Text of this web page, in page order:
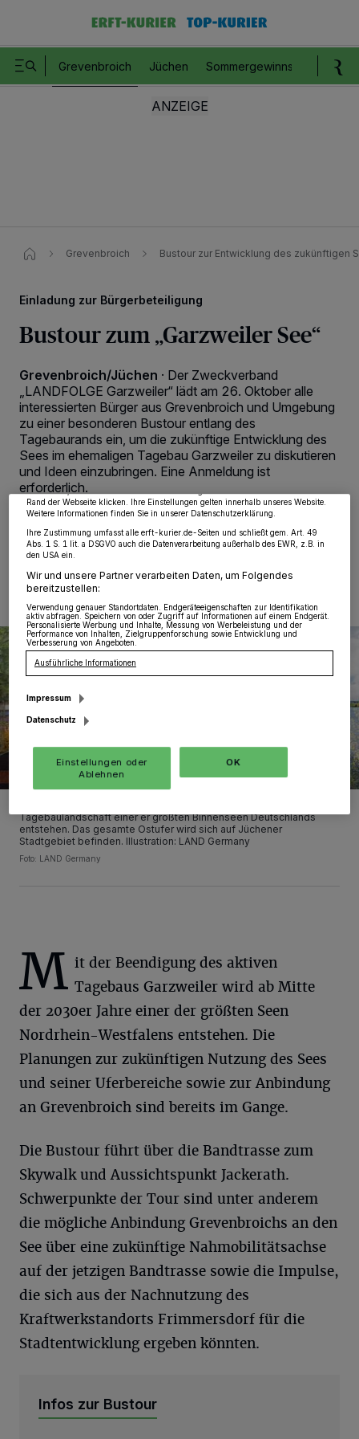
Grevenbroich Jüchen Sommergewinnspiel
Grevenbroich Bustour zur Entwicklung des zukünftigen
Einladung zur Bürgerbeteiligung
Bustour zum „Garzweiler See“
Grevenbroich/Jüchen · Der Zweckverband
„LANDFOLGE Garzweiler“ lädt am 26. Oktober alle
interessierten Bürger aus Grevenbroich und Umgebung
zu einer besonderen Bustour entlang des
Tagebaurands ein, um die zukünftige Entwicklung des
Sees im ehemaligen Tagebau Garzweiler zu diskutieren
und Ideen einzubringen. Eine Anmeldung ist
erforderlich.
18.09.2024 , 08:53 Uhr
Tagebaulandschaft einer er größten Binnenseen Deutschlands
entstehen. Das gesamte Ostufer wird sich auf Jüchener
Stadtgebiet befinden. Illustration: LAND Germany
Foto: LAND Germany
M it der Beendigung des aktiven
Tagebaus Garzweiler wird ab Mitte
der 2030er Jahre einer der größten Seen
Nordrhein-Westfalens entstehen. Die
Planungen zur zukünftigen Nutzung des Sees
und seiner Uferbereiche sowie zur Anbindung
an Grevenbroich sind bereits im Gange.
Die Bustour führt über die Bandtrasse zum
Skywalk und Aussichtspunkt Jackerath.
Schwerpunkte der Tour sind unter anderem
die mögliche Anbindung Grevenbroichs an den
See über eine zukünftige Nahmobilitätsachse
auf der jetzigen Bandtrasse sowie die Impulse,
die sich aus der Nachnutzung des
Kraftwerkstandorts Frimmersdorf für die
Stadtentwicklung ergeben könnten.
Infos zur Bustour
Wir und unsere218-Partner speichern und greifen auf personenbezogene Daten
wie Browserdaten oder eindeutige Kennungen auf Ihrem Gerät zu. Durch Auswahl
von OK aktivieren Sie Tracking-Technologien für die unter „Wir und unsere
Partner verarbeiten Daten, um Ihnen Dienste bereitzustellen“ aufgeführten
Zwecke. Wenn Tracker deaktiviert sind, sind manche Inhalte und Anzeigen
möglicherweise nicht mehr so relevant für Sie. Sie können dieses Menü jederzeit
wieder aufrufen, um Ihre Einstellungen zu ändern oder Ihre Einwilligung zu
widerrufen, indem Sie auf den Link Einstellungen oder Ablehnen am unteren
Rand der Webseite klicken. Ihre Einstellungen gelten innerhalb unseres Website.
Weitere Informationen finden Sie in unserer Datenschutzerklärung.
Ihre Zustimmung umfasst alle erft-kurier.de-Seiten und schließt gem. Art. 49
Abs. 1 S. 1 lit. a DSGVO auch die Datenverarbeitung außerhalb des EWR, z.B. in
den USA ein.
Wir und unsere Partner verarbeiten Daten, um Folgendes
bereitzustellen:
Verwendung genauer Standortdaten. Endgeräteeigenschaften zur Identifikation
aktiv abfragen. Speichern von oder Zugriff auf Informationen auf einem Endgerät.
Personalisierte Werbung und Inhalte, Messung von Werbeleistung und der
Performance von Inhalten, Zielgruppenforschung sowie Entwicklung und
Verbesserung von Angeboten.
Ausführliche Informationen
Impressum
Datenschutz
Einstellungen oder
Ablehnen
OK